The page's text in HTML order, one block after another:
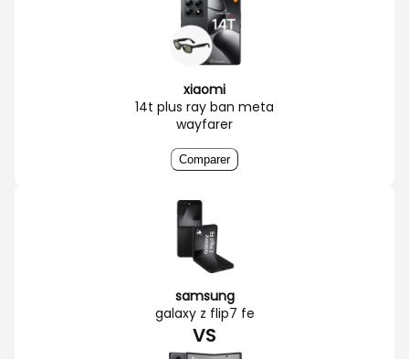
xiaomi
14t plus ray ban meta
wayfarer
Comparer
samsung
galaxy z flip7 fe
VS